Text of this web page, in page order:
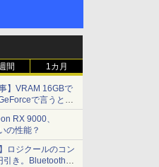
間 1カ月
】VRAM 16GBで
で言うとど
RX 9000、
の性能？
ロジクールのコン
き。Bluetoothで3